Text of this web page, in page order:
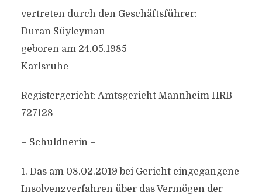
vertreten durch den Geschäftsführer:
Duran Süyleyman
geboren am 24.05.1985
Karlsruhe
Registergericht: Amtsgericht Mannheim HRB
727128
– Schuldnerin –
1. Das am 08.02.2019 bei Gericht eingegangene
Insolvenzverfahren über das Vermögen der